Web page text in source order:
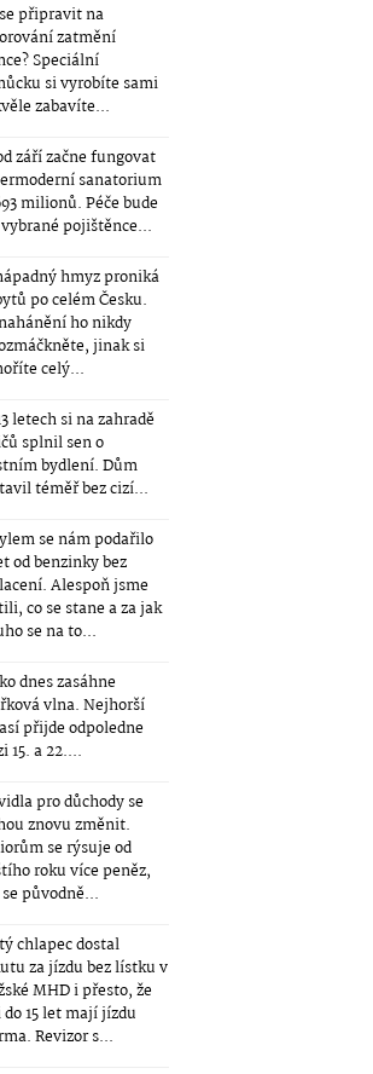
připravit na
zatmění
Speciální
si vyrobíte sami
zabavíte...
září začne fungovat
sanatorium
milionů. Péče bude
pojištěnce...
hmyz proniká
po celém Česku.
ho nikdy
jinak si
celý...
letech si na zahradě
splnil sen o
bydlení. Dům
téměř bez cizí...
se nám podařilo
od benzinky bez
Alespoň jsme
co se stane a za jak
se na to...
dnes zasáhne
vlna. Nejhorší
přijde odpoledne
15. a 22....
pro důchody se
znovu změnit.
se rýsuje od
roku více peněz,
původně...
chlapec dostal
za jízdu bez lístku v
MHD i přesto, že
15 let mají jízdu
Revizor s...